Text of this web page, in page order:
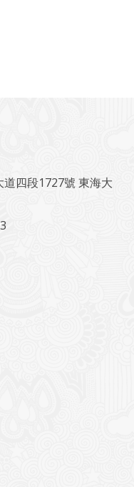
四段1727號 東海大